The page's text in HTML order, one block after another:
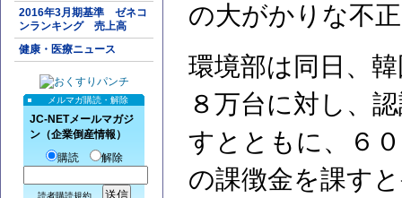
2016年3月期基準 ゼネコ
ンランキング 売上高
健康・医療ニュース
メルマガ購読・解除
JC-NETメールマガジ
ン（企業倒産情報）
購読
解除
読者購読規約
の大がかりな不
環境部は同日、
８万台に対し、
すとともに、６
の課徴金を課す